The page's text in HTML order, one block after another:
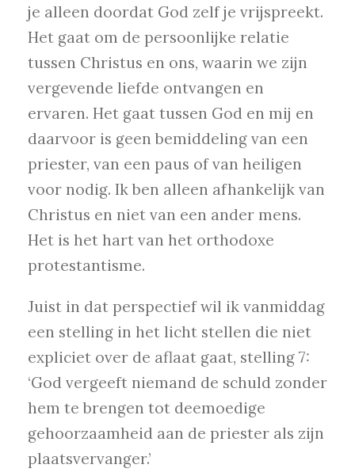
je alleen doordat God zelf je vrijspreekt.
Het gaat om de persoonlijke relatie
tussen Christus en ons, waarin we zijn
vergevende liefde ontvangen en
ervaren. Het gaat tussen God en mij en
daarvoor is geen bemiddeling van een
priester, van een paus of van heiligen
voor nodig. Ik ben alleen afhankelijk van
Christus en niet van een ander mens.
Het is het hart van het orthodoxe
protestantisme.
Juist in dat perspectief wil ik vanmiddag
een stelling in het licht stellen die niet
expliciet over de aflaat gaat, stelling 7:
‘God vergeeft niemand de schuld zonder
hem te brengen tot deemoedige
gehoorzaamheid aan de priester als zijn
plaatsvervanger.’